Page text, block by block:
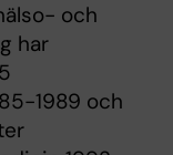
och
har
1989 och